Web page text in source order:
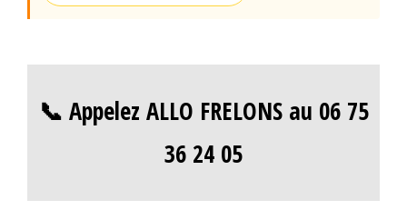
📞 Appelez ALLO FRELONS au 06 75
36 24 05